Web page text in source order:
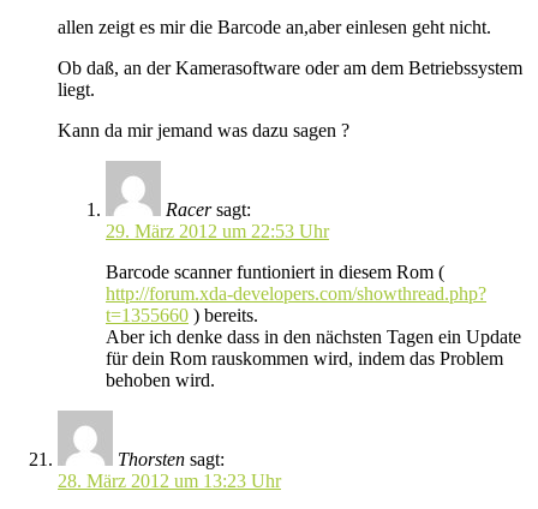
allen zeigt es mir die Barcode an,aber einlesen geht nicht.
Ob daß, an der Kamerasoftware oder am dem Betriebssystem
liegt.
Kann da mir jemand was dazu sagen ?
Racer sagt:
29. März 2012 um 22:53 Uhr
Barcode scanner funtioniert in diesem Rom (
http://forum.xda-developers.com/showthread.php?
t=1355660 ) bereits.
Aber ich denke dass in den nächsten Tagen ein Update
für dein Rom rauskommen wird, indem das Problem
behoben wird.
Thorsten sagt:
28. März 2012 um 13:23 Uhr